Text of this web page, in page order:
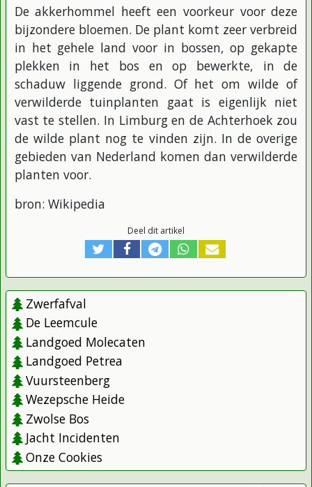
De akkerhommel heeft een voorkeur voor deze
bijzondere bloemen. De plant komt zeer verbreid
in het gehele land voor in bossen, op gekapte
plekken in het bos en op bewerkte, in de
schaduw liggende grond. Of het om wilde of
verwilderde tuinplanten gaat is eigenlijk niet
vast te stellen. In Limburg en de Achterhoek zou
de wilde plant nog te vinden zijn. In de overige
gebieden van Nederland komen dan verwilderde
planten voor.
bron: Wikipedia
Deel dit artikel
Zwerfafval
De Leemcule
Landgoed Molecaten
Landgoed Petrea
Vuursteenberg
Wezepsche Heide
Zwolse Bos
Jacht Incidenten
Onze Cookies